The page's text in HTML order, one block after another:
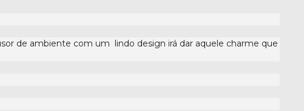
de ambiente com um lindo design irá dar aquele charme que